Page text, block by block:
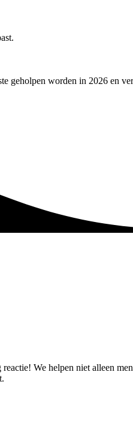
geholpen worden in 2026 en
We helpen niet alleen